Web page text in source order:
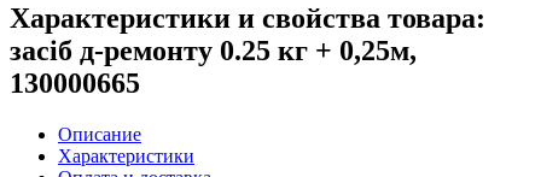
Характеристики и свойства товара:
засіб д-ремонту 0.25 кг + 0,25м,
130000665
Описание
Характеристики